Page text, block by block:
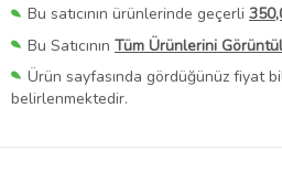
Bu satıcının ürünlerinde geçerli
Bu Satıcının Tüm Ürünlerini
Ürün sayfasında gördüğünüz fiyat
belirlenmektedir.